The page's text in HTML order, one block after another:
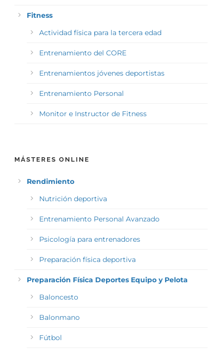
Fitness
Actividad física para la tercera edad
Entrenamiento del CORE
Entrenamientos jóvenes deportistas
Entrenamiento Personal
Monitor e Instructor de Fitness
MÁSTERES ONLINE
Rendimiento
Nutrición deportiva
Entrenamiento Personal Avanzado
Psicología para entrenadores
Preparación física deportiva
Preparación Física Deportes Equipo y Pelota
Baloncesto
Balonmano
Fútbol